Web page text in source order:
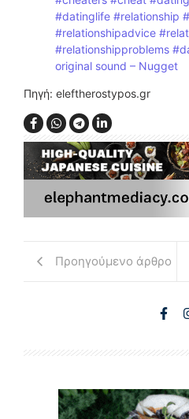
#datinglife #relationship
#relationshipadvice
#relationshipproblems
original sound – Nugget
Πηγή: eleftherostypos.gr
Προηγούμενο άρθρο